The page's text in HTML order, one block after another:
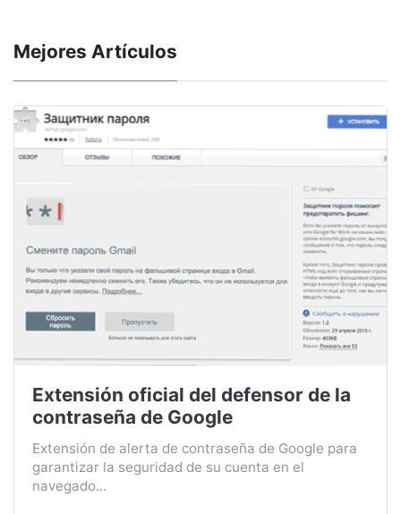
Mejores Artículos
Extensión oficial del defensor de la
contraseña de Google
Extensión de alerta de contraseña de Google para
garantizar la seguridad de su cuenta en el
navegado...